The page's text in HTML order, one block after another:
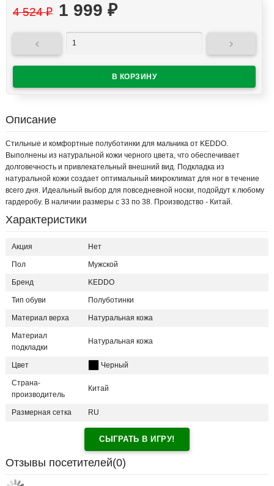
4 524₽ 1 999 ₽
 
Описание
Стильные и комфортные полуботинки для мальчика от KEDDO.
Выполнены из натуральной кожи черного цвета, что обеспечивает
долговечность и привлекательный внешний вид. Подкладка из
натуральной кожи создает оптимальный микроклимат для ног в течение
всего дня. Идеальный выбор для повседневной носки, подойдут к любому
гардеробу. В наличии размеры с 33 по 38. Производство - Китай.
Характеристики
Акция Нет
Пол Мужской
Бренд KEDDO
Тип обуви Полуботинки
Материал верха Натуральная кожа
Материал
подкладки
Натуральная кожа
Цвет Черный
Страна-
производитель
Китай
Размерная сетка RU
СЫГРАТЬ В ИГРУ!
Отзывы посетителей(0)